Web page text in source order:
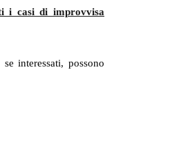
i casi di improvvisa
interessati, possono